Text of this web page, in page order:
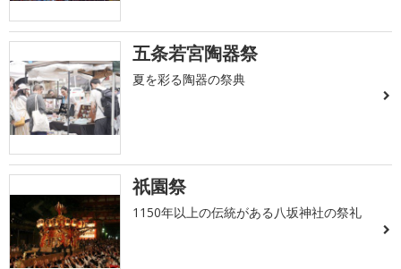
五条若宮陶器祭
夏を彩る陶器の祭典
祇園祭
1150年以上の伝統がある八坂神社の祭礼